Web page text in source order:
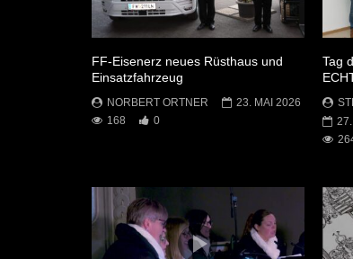
FF-Eisenerz neues Rüsthaus und
Einsatzfahrzeug
NORBERT ORTNER
23. MAI 2026
168
0
Tag